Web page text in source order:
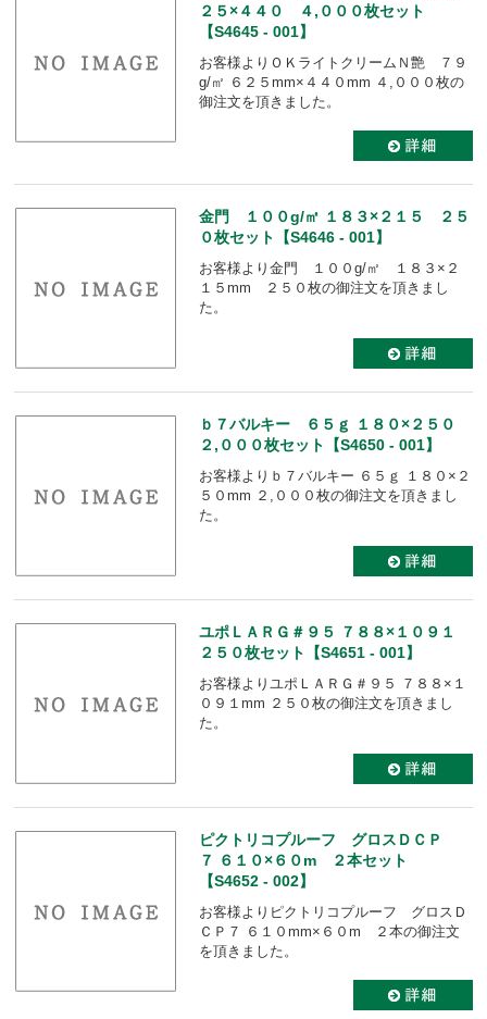
２５×４４０ ４,０００枚セット
【S4645 - 001】
お客様よりＯＫライトクリームＮ艶 ７９
g/㎡ ６２５mm×４４０mm ４,０００枚の
御注文を頂きました。
金門 １００g/㎡ １８３×２１５ ２５
０枚セット【S4646 - 001】
お客様より金門 １００g/㎡ １８３×２
１５mm ２５０枚の御注文を頂きまし
た。
ｂ７バルキー ６５ｇ １８０×２５０
２,０００枚セット【S4650 - 001】
お客様よりｂ７バルキー ６５ｇ １８０×２
５０mm ２,０００枚の御注文を頂きまし
た。
ユポＬＡＲＧ＃９５ ７８８×１０９１
２５０枚セット【S4651 - 001】
お客様よりユポＬＡＲＧ＃９５ ７８８×１
０９１mm ２５０枚の御注文を頂きまし
た。
ピクトリコプルーフ グロスＤＣＰ
７ ６１０×６０m ２本セット
【S4652 - 002】
お客様よりピクトリコプルーフ グロスＤ
ＣＰ７ ６１０mm×６０m ２本の御注文
を頂きました。